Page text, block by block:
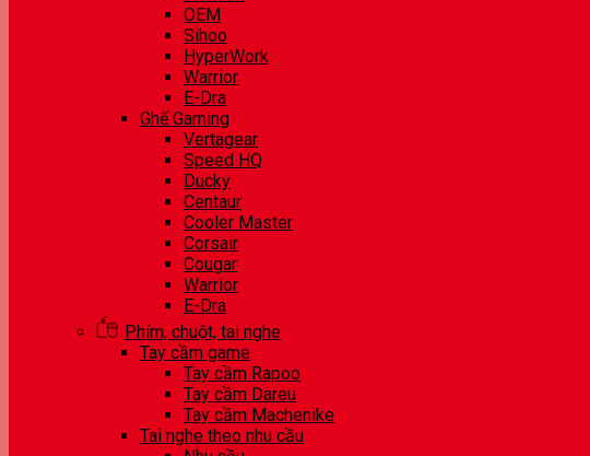
OEM
Sihoo
HyperWork
Warrior
E-Dra
Ghế Gaming
Vertagear
Speed HQ
Ducky
Centaur
Cooler Master
Corsair
Cougar
Warrior
E-Dra
Phím, chuột, tai nghe
Tay cầm game
Tay cầm Rapoo
Tay cầm Dareu
Tay cầm Machenike
Tai nghe theo nhu cầu